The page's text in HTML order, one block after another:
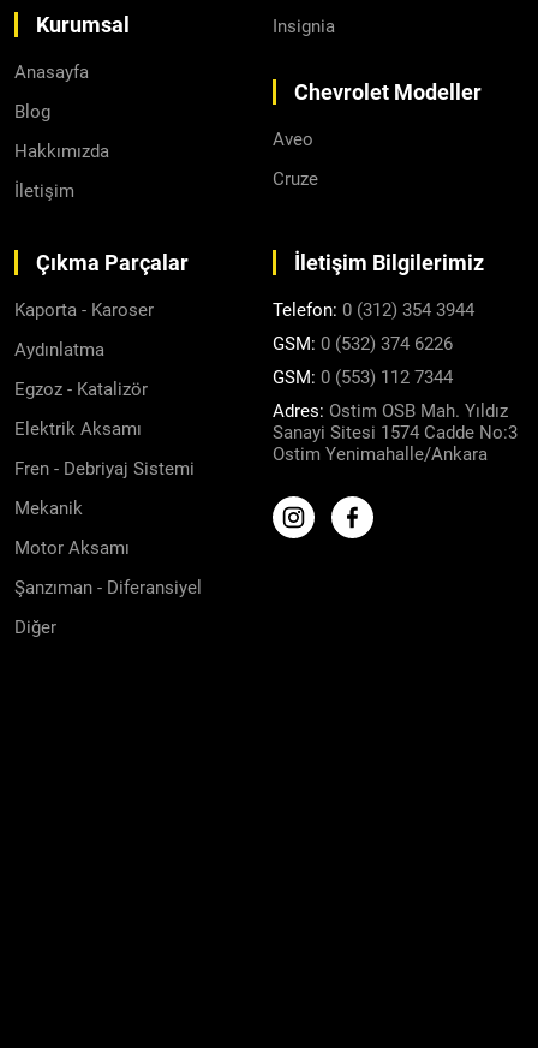
Kurumsal
Anasayfa
Blog
Hakkımızda
İletişim
Insignia
Chevrolet Modeller
Aveo
Cruze
Çıkma Parçalar
Kaporta - Karoser
Aydınlatma
Egzoz - Katalizör
Elektrik Aksamı
Fren - Debriyaj Sistemi
Mekanik
Motor Aksamı
Şanzıman - Diferansiyel
Diğer
İletişim Bilgilerimiz
Telefon: 0 (312) 354 3944
GSM: 0 (532) 374 6226
GSM: 0 (553) 112 7344
Adres: Ostim OSB Mah. Yıldız
Sanayi Sitesi 1574 Cadde No:3
Ostim Yenimahalle/Ankara